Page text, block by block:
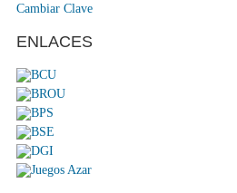
Cambiar Clave
ENLACES